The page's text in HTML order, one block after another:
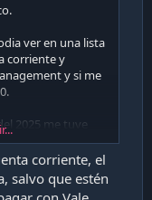
ver en una lista
corriente y
y si me
2025 me tuve
NATURALES con
crypto.
corriente, el
salvo que estén